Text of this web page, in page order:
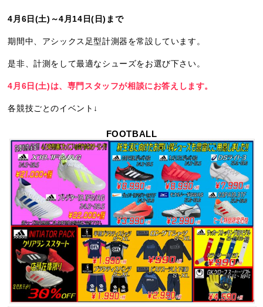
4月6日(土)～4月14日(日)まで
期間中、アシックス足型計測器を常設しています。
是非、計測をして最適なシューズをお選び下さい。
4月6日(土)は、専門スタッフが相談にお答えします。
各競技ごとのイベント↓
FOOTBALL